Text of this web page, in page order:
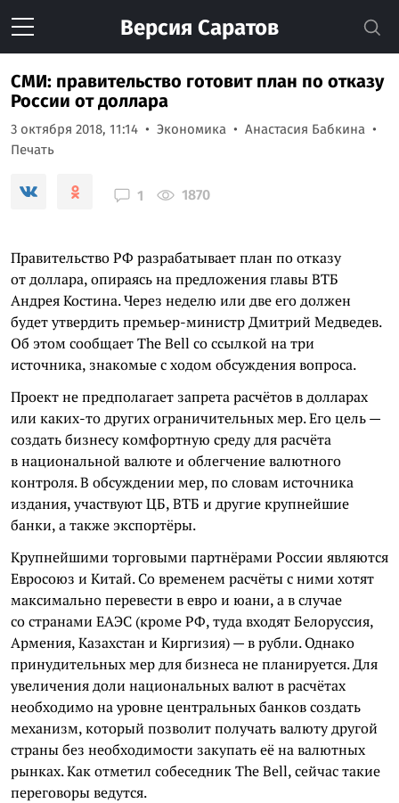
Версия Саратов
СМИ: правительство готовит план по отказу
России от доллара
3 октября 2018, 11:14 Экономика
Анастасия Бабкина
Печать
1 1870
Правительство РФ разрабатывает план по отказу
от доллара, опираясь на предложения главы ВТБ
Андрея Костина. Через неделю или две его должен
будет утвердить премьер-министр Дмитрий Медведев.
Об этом сообщает The Bell со ссылкой на три
источника, знакомые с ходом обсуждения вопроса.
Проект не предполагает запрета расчётов в долларах
или каких-то других ограничительных мер. Его цель —
создать бизнесу комфортную среду для расчёта
в национальной валюте и облегчение валютного
контроля. В обсуждении мер, по словам источника
издания, участвуют ЦБ, ВТБ и другие крупнейшие
банки, а также экспортёры.
Крупнейшими торговыми партнёрами России являются
Евросоюз и Китай. Со временем расчёты с ними хотят
максимально перевести в евро и юани, а в случае
со странами ЕАЭС (кроме РФ, туда входят Белоруссия,
Армения, Казахстан и Киргизия) — в рубли. Однако
принудительных мер для бизнеса не планируется. Для
увеличения доли национальных валют в расчётах
необходимо на уровне центральных банков создать
механизм, который позволит получать валюту другой
страны без необходимости закупать её на валютных
рынках. Как отметил собеседник The Bell, сейчас такие
переговоры ведутся.